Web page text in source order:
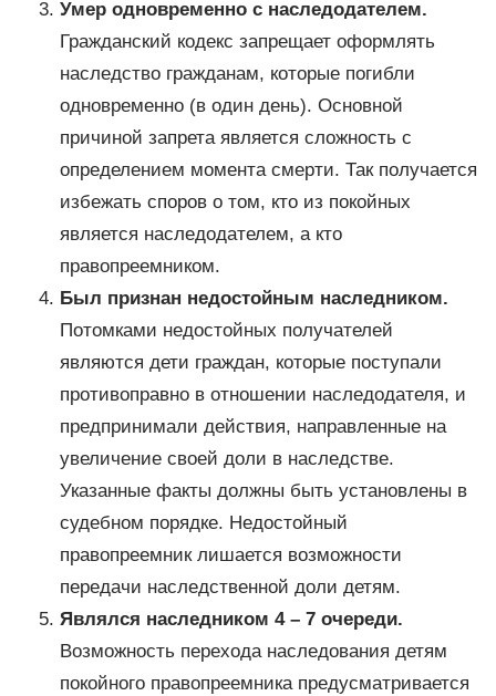
Умер одновременно с наследодателем.
Гражданский кодекс запрещает оформлять
наследство гражданам, которые погибли
одновременно (в один день). Основной
причиной запрета является сложность с
определением момента смерти. Так получается
избежать споров о том, кто из покойных
является наследодателем, а кто
правопреемником.
Был признан недостойным наследником.
Потомками недостойных получателей
являются дети граждан, которые поступали
противоправно в отношении наследодателя, и
предпринимали действия, направленные на
увеличение своей доли в наследстве.
Указанные факты должны быть установлены в
судебном порядке. Недостойный
правопреемник лишается возможности
передачи наследственной доли детям.
Являлся наследником 4 – 7 очереди.
Возможность перехода наследования детям
покойного правопреемника предусматривается